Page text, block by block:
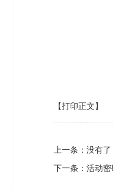
【打印正文】
上一条：没有了
下一条： 活动